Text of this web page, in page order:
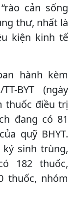
cản sống
thư, nhất là
kiện kinh tế
hành kèm
BYT (ngày
thuốc điều trị
đang có 81
quỹ BHYT.
sinh trùng,
182 thuốc,
thuốc, nhóm